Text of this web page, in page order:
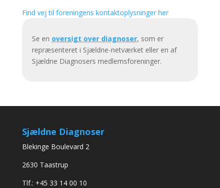
Find vej til foreningens kontaktoplysninger her
Se en oversigt over diagnoser, som er
repræsenteret i Sjældne-netværket eller en af
Sjældne Diagnosers medlemsforeninger.
Sjældne Diagnoser
Blekinge Boulevard 2
2630 Taastrup
Tlf.: +45 33 14 00 10